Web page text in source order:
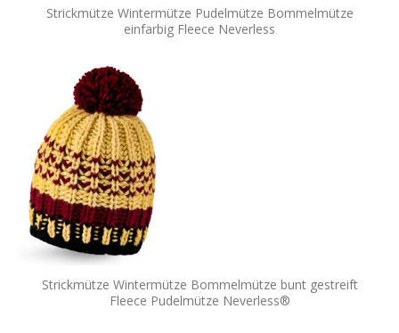
Strickmütze Wintermütze Pudelmütze Bommelmütze
einfarbig Fleece Neverless
Strickmütze Wintermütze Bommelmütze bunt gestreift
Fleece Pudelmütze Neverless®